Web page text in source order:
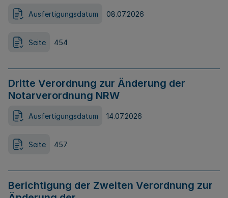
Ausfertigungsdatum 08.07.2026
Seite 454
Dritte Verordnung zur Änderung der
Notarverordnung NRW
Ausfertigungsdatum 14.07.2026
Seite 457
Berichtigung der Zweiten Verordnung zur